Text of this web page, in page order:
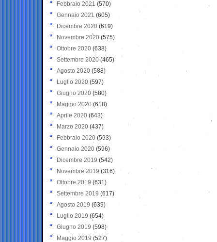
Febbraio 2021 (570)
Gennaio 2021 (605)
Dicembre 2020 (619)
Novembre 2020 (575)
Ottobre 2020 (638)
Settembre 2020(465)
Agosto 2020 (588)
Luglio 2020 (597)
Giugno 2020 (580)
Maggio 2020 (618)
Aprile 2020 (643)
Marzo 2020 (437)
Febbraio 2020 (593)
Gennaio 2020 (596)
Dicembre 2019 (542)
Novembre 2019 (316)
Ottobre 2019 (631)
Settembre 2019 (617)
Agosto 2019 (639)
Luglio 2019 (654)
Giugno 2019 (598)
Maggio 2019 (527)